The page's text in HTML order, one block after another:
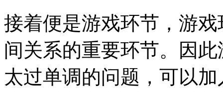
接着便是游戏环节，游
间关系的重要环节。因
太过单调的问题，可以